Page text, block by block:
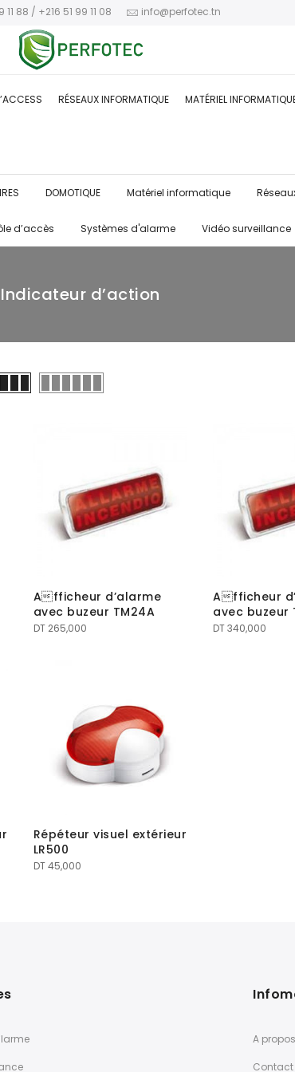
11 88 / +216 51 99 11 08 info@perfotec.tn
RÉSEAUX INFORMATIQUE MATÉRIEL
DOMOTIQUE Matériel informatique
d’accès Systèmes d'alarme Vidéo surveillance
Indicateur d’action
Afficheur d’alarme
avec buzeur TM24A
DT265,000
Afficheur
avec buzeur
DT340,000
Répéteur visuel extérieur
LR500
DT45,000
A propos
Contact